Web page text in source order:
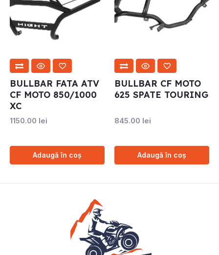
BULLBAR FATA ATV
CF MOTO 850/1000
XC
1150.00 lei
Adaugă în coș
BULLBAR CF MOTO
625 SPATE TOURING
845.00 lei
Adaugă în coș